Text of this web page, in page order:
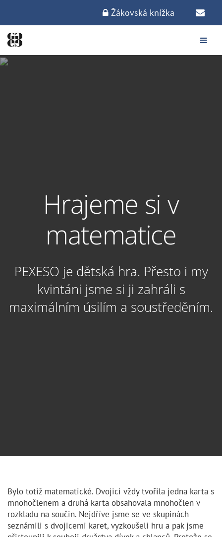
Žákovská knížka
Hrajeme si v
matematice
PEXESO je dětská hra. Přesto i my
kvintáni jsme si ji zahráli s
maximálním úsilím a soustředěním.
Bylo totiž matematické. Dvojici vždy tvořila jedna karta s
mnohočlenem a druhá karta obsahovala mnohočlen v
rozkladu na součin. Nejdříve jsme se ve skupinách
seznámili s dvojicemi karet, vyzkoušeli hru a pak jsme